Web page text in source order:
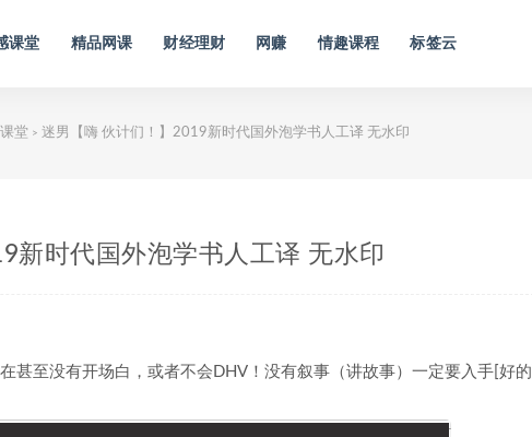
课堂 精品网课 财经理财 网赚 情趣课程 标签云
堂 > 迷男【嗨 伙计们！】2019新时代国外泡学书人工译 无水印
新时代国外泡学书人工译 无水印
甚至没有开场白，或者不会DHV！没有叙事（讲故事）一定要入手[好的]